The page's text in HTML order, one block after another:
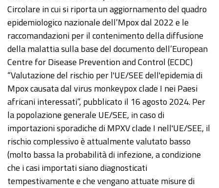
Circolare in cui si riporta un aggiornamento del quadro
epidemiologico nazionale dell’Mpox dal 2022 e le
raccomandazioni per il contenimento della diffusione
della malattia sulla base del documento dell’European
Centre for Disease Prevention and Control (ECDC)
“Valutazione del rischio per l'UE/SEE dell'epidemia di
Mpox causata dal virus monkeypox clade I nei Paesi
africani interessati”, pubblicato il 16 agosto 2024. Per
la popolazione generale UE/SEE, in caso di
importazioni sporadiche di MPXV clade I nell'UE/SEE, il
rischio complessivo è attualmente valutato basso
(molto bassa la probabilità di infezione, a condizione
che i casi importati siano diagnosticati
tempestivamente e che vengano attuate misure di